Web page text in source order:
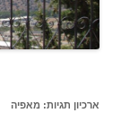
ארכיון תגיות: מאפיה